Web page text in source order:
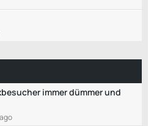
immer dümmer und